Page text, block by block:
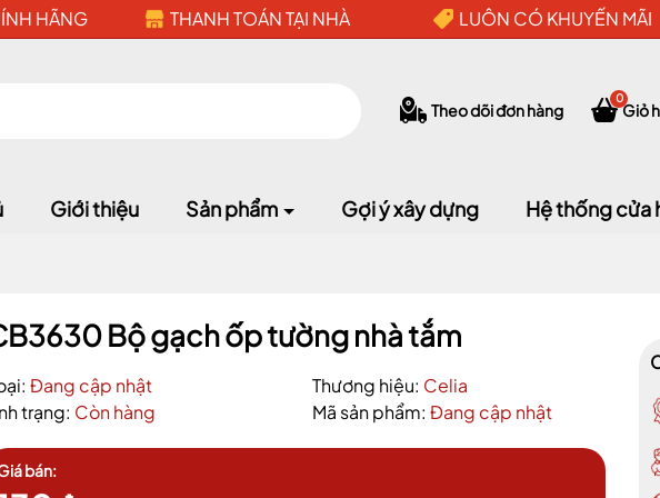
HÃNG THANH TOÁN TẠI NHÀ LUÔN CÓ KHUYẾN MÃI
Theo dõi đơn hàng Giỏ
0
Giới thiệu Sản phẩm Gợi ý xây dựng Hệ thống cửa
Bộ gạch ốp tường nhà tắm
Đang cập nhật Thương hiệu: Celia
trạng: Còn hàng Mã sản phẩm: Đang cập nhật
bán:
Mã giảm giá:
Ngày hết hạn:
Điều kiện: